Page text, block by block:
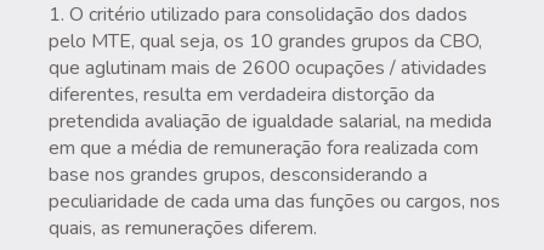
O critério utilizado para consolidação dos dados
pelo MTE, qual seja, os 10 grandes grupos da CBO,
que aglutinam mais de 2600 ocupações / atividades
diferentes, resulta em verdadeira distorção da
pretendida avaliação de igualdade salarial, na medida
em que a média de remuneração fora realizada com
base nos grandes grupos, desconsiderando a
peculiaridade de cada uma das funções ou cargos, nos
quais, as remunerações diferem.